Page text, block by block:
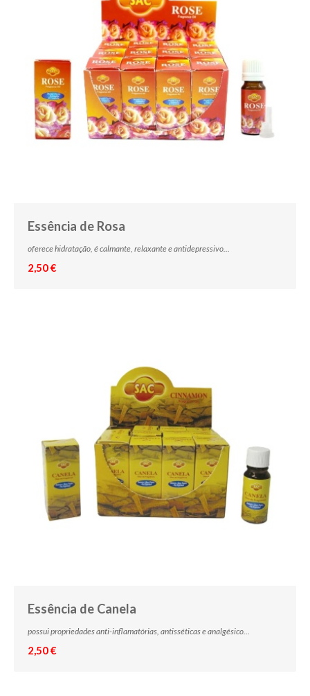
Essência de Rosa
oferece hidratação, é calmante, relaxante e antidepressivo...
2,50 €
Essência de Canela
possui propriedades anti-inflamatórias, antisséticas e analgésico...
2,50 €